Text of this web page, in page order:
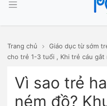
Trang chủ Giáo dục từ sớm
cho trẻ 1-3 tuổi , Khi trẻ cáu gắt
Vì sao trẻ
ném đồ?